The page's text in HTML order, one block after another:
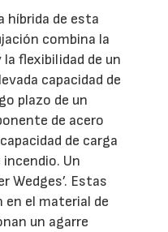
híbrida de esta
combina la
flexibilidad de un
capacidad de
plazo de un
de acero
de carga
Un
Wedges’. Estas
en el material de
un agarre